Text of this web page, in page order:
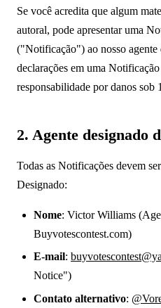
Se você acredita que algum
autoral, pode apresentar uma
("Notificação") ao nosso agente
declarações em uma
responsabilidade por danos
2. Agente designado
Todas as Notificações devem
Designado:
Nome: Victor Williams
Buyvotescontest.com)
E-mail:
Notice")
Contato alternativo: